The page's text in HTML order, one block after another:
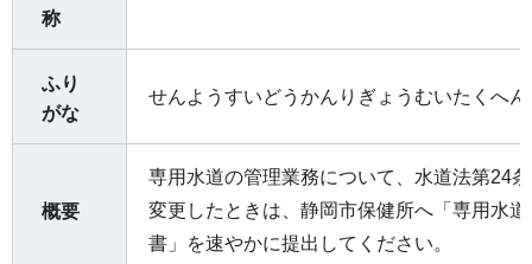
称
ふり
がな
せんようすいどうかんりぎょうむいたくへ
概要
専用水道の管理業務について、水道法第24
変更したときは、静岡市保健所へ「専用水
書」を速やかに提出してください。